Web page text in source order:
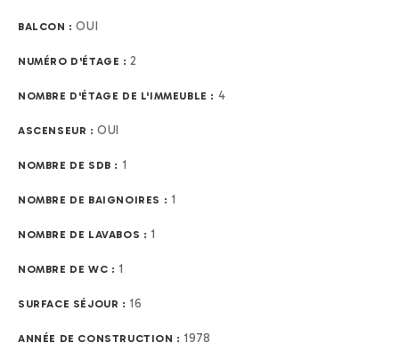
BALCON :OUI
NUMÉRO D'ÉTAGE :2
NOMBRE D'ÉTAGE DE L'IMMEUBLE : 4
ASCENSEUR :OUI
NOMBRE DE SDB : 1
NOMBRE DE BAIGNOIRES : 1
NOMBRE DE LAVABOS : 1
NOMBRE DE WC : 1
SURFACE SÉJOUR : 16
ANNÉE DE CONSTRUCTION : 1978